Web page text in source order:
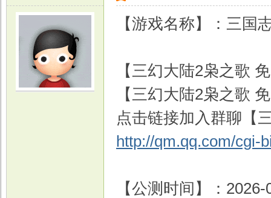
【游戏名称】：三国
【三幻大陆2枭之歌
【三幻大陆2枭之歌
点击链接加入群聊【
http://qm.qq.com/cgi-
【公测时间】：